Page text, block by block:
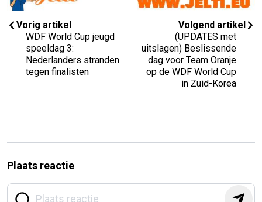
Vorig artikel
WDF World Cup jeugd
speeldag 3:
Nederlanders stranden
tegen finalisten
Volgend artikel
(UPDATES met
uitslagen) Beslissende
dag voor Team Oranje
op de WDF World Cup
in Zuid-Korea
Plaats reactie